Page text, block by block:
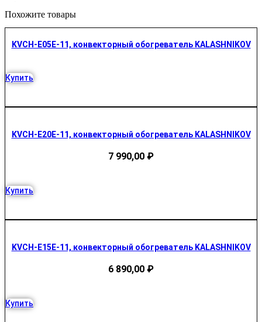
Похожите товары
KVCH-E05E-11, конвекторный обогреватель KALASHNIKOV
Купить
KVCH-E20E-11, конвекторный обогреватель KALASHNIKOV
7 990,00 ₽
Купить
KVCH-E15E-11, конвекторный обогреватель KALASHNIKOV
6 890,00 ₽
Купить